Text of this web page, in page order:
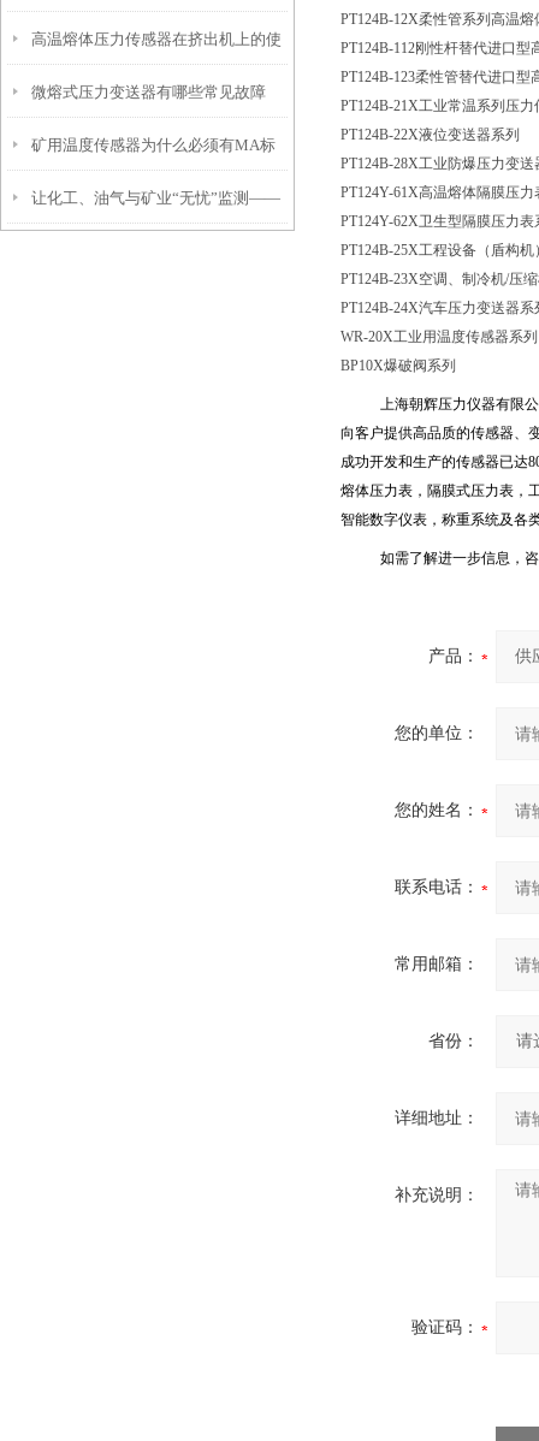
正确安装示意图
高温熔体压力传感器在挤出机上的使
用注意事项
微熔式压力变送器有哪些常见故障
矿用温度传感器为什么必须有MA标
志？没有这个证，下井就是违法！
让化工、油气与矿业“无忧”监测——
PT124B-12X柔性管系列高温
PT124B-112刚性杆替代进口型
PT124B-123柔性管替代进口型
PT124B-21X工业常温系列压力
PT124B-22X液位变送器系列
PT124B-28X工业防爆压力变送
PT124Y-61X高温熔体隔膜压
PT124Y-62X卫生型隔膜压力表
PT124B-25X工程设备（盾构
PT124B-23X空调、制冷机/压
PT124B-24X汽车压力变送器系
WR-20X工业用温度传感器系列
BP10X爆破阀系列
上海朝辉压力仪器有限
向客户提供高品质的传感器、
成功开发和生产的传感器已达
熔体压力表，隔膜式压力表，
智能数字仪表，称重系统及各
如需了解进一步信息，
产品：
您的单位：
您的姓名：
联系电话：
常用邮箱：
省份：
详细地址：
补充说明：
验证码：